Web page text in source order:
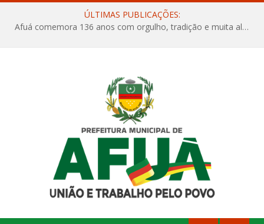
ÚLTIMAS PUBLICAÇÕES:
Afuá comemora 136 anos com orgulho, tradição e muita alegria na Quadra Dr. Nelson Salomão